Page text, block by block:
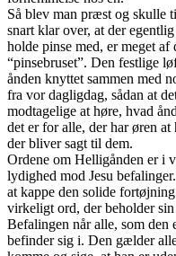
Så blev man præst og skulle
snart klar over, at der
holde pinse med, er meget
“pinsebruset”. Den festlige
ånden knyttet sammen med
fra vor dagligdag, sådan at
modtagelige at høre, hvad
det er for alle, der har øren
der bliver sagt til dem.
Ordene om Helligånden er i
lydighed mod Jesu
at kappe den solide
virkeligt ord, der beholder sin
Befalingen når alle, som den
befinder sig i. Den gælder